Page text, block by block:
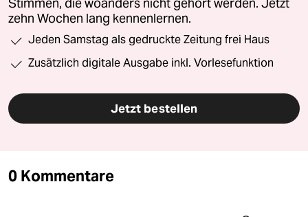
Stimmen, die woanders nicht gehört werden. Jetzt
zehn Wochen lang kennenlernen.
Jeden Samstag als gedruckte Zeitung frei Haus
Zusätzlich digitale Ausgabe inkl. Vorlesefunktion
Jetzt bestellen
0 Kommentare